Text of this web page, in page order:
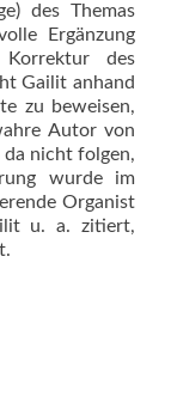
des Themas
Ergänzung
des
Gailit anhand
zu beweisen,
Autor von
da nicht folgen,
wurde im
Organist
u. a. zitiert,